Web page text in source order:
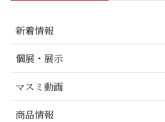
新着情報
個展・展示
マスミ動画
商品情報